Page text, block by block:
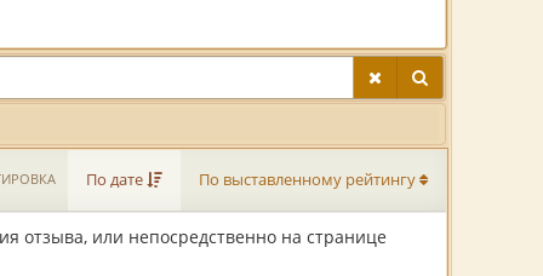
По дате По выставленному рейтингу
отзыва, или непосредственно на странице